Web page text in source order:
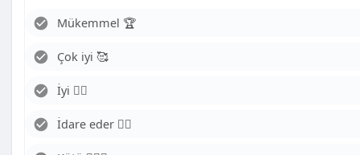
Mükemmel 🏆
Çok iyi 🥰
İyi 👍🏻
İdare eder 😶‍🌫️